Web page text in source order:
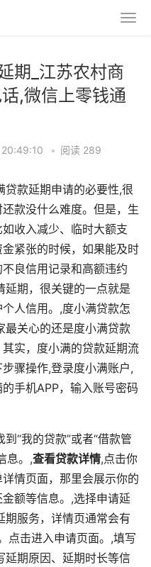
期_江苏农村商
,微信上零钱通
• 阅读 289
贷款延期申请的必要性,很
款没什么难度。但是，生
收入减少、临时大额支
紧张的时候，如果能及时
良信用记录和高额违约
延期，很关键的一点就是
人信用。,度小满贷款怎
最关心的还是度小满贷款
实，度小满的贷款延期流
骤操作,登录度小满账户,
手机APP，输入账号密码
“我的贷款”或者“借款管
息。,查看贷款详情,点击你
情页面，那里会展示你的
额等信息。,选择申请延
期服务，详情页通常会有
点击进入申请页面。,填写
延期原因、延期时长等信